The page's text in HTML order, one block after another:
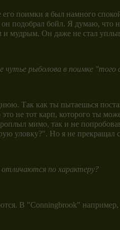
поимки я был намного
он подобрал бойл. Я думаю, что
мудрым. Он даже не стал
чутье рыболова в поимке "того
Так как ты пытаешься
это не тот карп, которого ты
мимо, так и не
уловку?". Но я не прекращал
по характеру?
В "Conningbrook" например,